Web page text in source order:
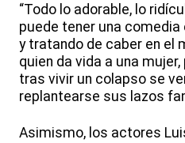
“Todo lo adorable, lo
puede tener una
y tratando de caber en el
quien da vida a una
tras vivir un colapso se
replantearse sus lazos
Asimismo, los actores